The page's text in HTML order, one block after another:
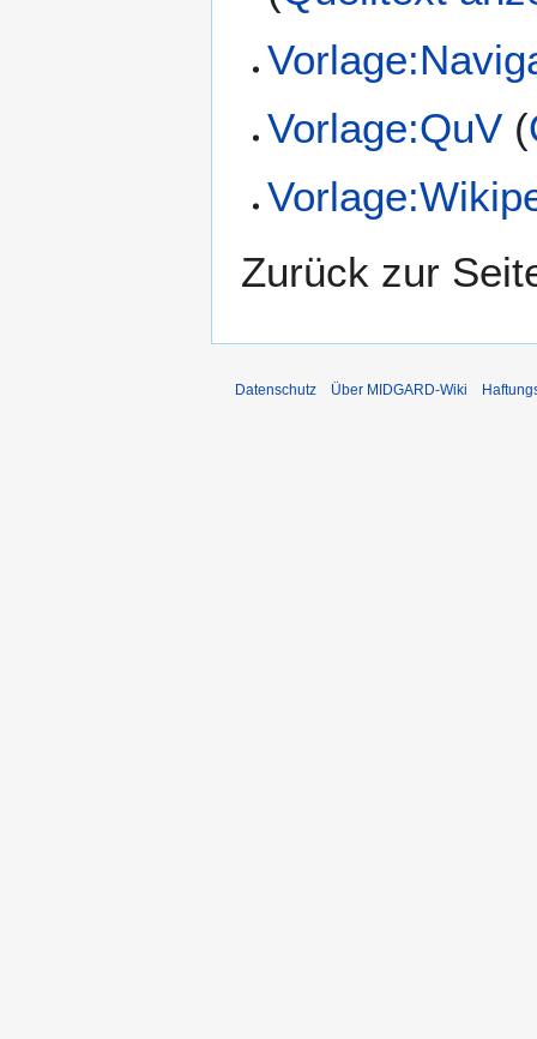
Vorlage:QuV (
Zurück zur
Datenschutz Über MIDGARD-Wiki